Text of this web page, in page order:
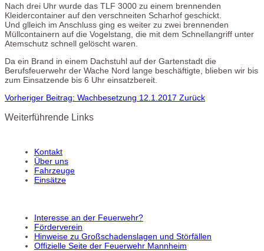
Nach drei Uhr wurde das TLF 3000 zu einem brennenden
Kleidercontainer auf den verschneiten Scharhof geschickt.
Und glleich im Anschluss ging es weiter zu zwei brennenden
Müllcontainern auf die Vogelstang, die mit dem Schnellangriff unter
Atemschutz schnell gelöscht waren.
Da ein Brand in einem Dachstuhl auf der Gartenstadt die
Berufsfeuerwehr der Wache Nord lange beschäftigte, blieben wir bis
zum Einsatzende bis 6 Uhr einsatzbereit.
Vorheriger Beitrag: Wachbesetzung 12.1.2017 Zurück
Weiterführende Links
Kontakt
Über uns
Fahrzeuge
Einsätze
Interesse an der Feuerwehr?
Förderverein
Hinweise zu Großschadenslagen und Störfällen
Offizielle Seite der Feuerwehr Mannheim